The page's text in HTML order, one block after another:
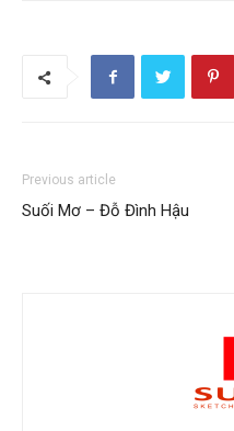
Previous article
Suối Mơ – Đỗ Đình Hậu